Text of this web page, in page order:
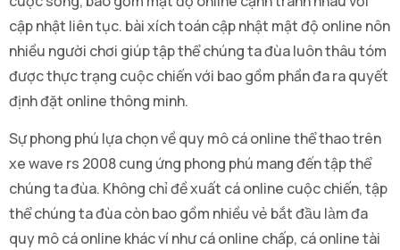
cập nhật liên tục. bài xích toán cập nhật mật độ online nôn
nhiều người chơi giúp tập thể chúng ta đùa luôn thâu tóm
được thực trạng cuộc chiến với bao gồm phần đa ra quyết
định đặt online thông minh.
Sự phong phú lựa chọn về quy mô cá online thể thao trên
xe wave rs 2008 cung ứng phong phú mang đến tập thể
chúng ta đùa. Không chỉ đề xuất cá online cuộc chiến, tập
thể chúng ta đùa còn bao gồm nhiều vẻ bắt đầu làm đa
quy mô cá online khác ví như cá online chấp, cá online tài